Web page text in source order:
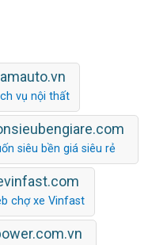
vụ nội thất
siêu bền giá siêu rẻ
chợ xe Vinfast